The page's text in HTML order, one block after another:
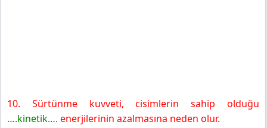
10. Sürtünme kuvveti, cisimlerin sahip olduğu
….kinetik…. enerjilerinin azalmasına neden olur.